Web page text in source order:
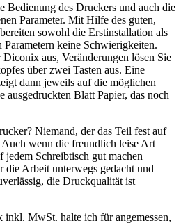
Bedienung des Druckers und auch die
Parameter. Mit Hilfe des guten,
sowohl die Erstinstallation als
Parametern keine Schwierigkeiten.
aus, Veränderungen lösen Sie
über zwei Tasten aus. Eine
dann jeweils auf die möglichen
ausgedruckten Blatt Papier, das noch
Niemand, der das Teil fest auf
Auch wenn die freundlich leise Art
Schreibtisch gut machen
Arbeit unterwegs gedacht und
die Druckqualität ist
MwSt. halte ich für angemessen,